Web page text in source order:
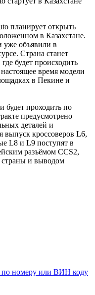
планирует открыть
в Казахстане.
уже объявили в
Страна станет
будет происходить
время модели
в Пекине и
будет проходить по
предусмотрено
деталей и
выпуск кроссоверов L6,
L8 и L9 поступят в
разъёмом CCS2,
страны и выводом
по номеру или ВИН коду